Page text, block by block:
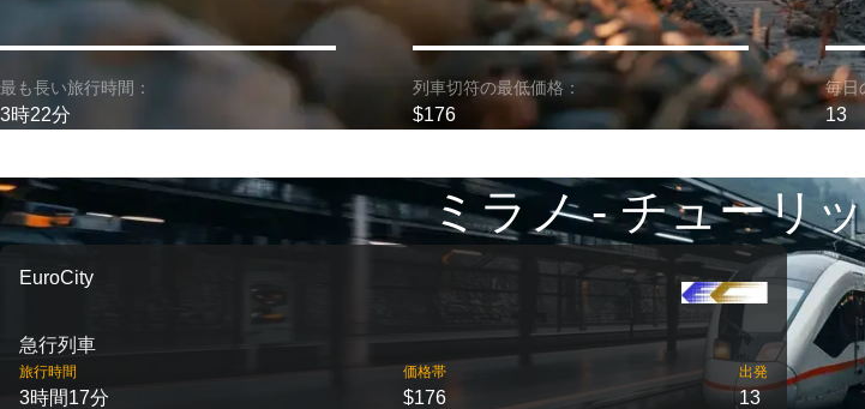
最も長い旅行時間：
3時22分
列車切符の最低価格：
$176
毎日
13
ミラノ - チューリ
EuroCity
急行列車
旅行時間
3時間17分
価格帯
$176
出発
13